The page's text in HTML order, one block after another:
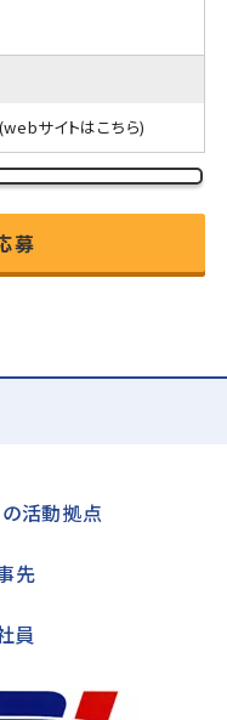
(webサイトはこちら)
募
活動拠点
先
員